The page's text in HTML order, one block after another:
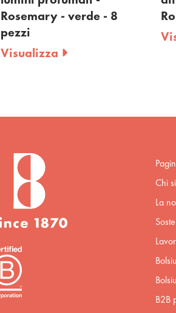
Rosemary - verde - 8
pezzi
Visualizza
Chi
La
B2B